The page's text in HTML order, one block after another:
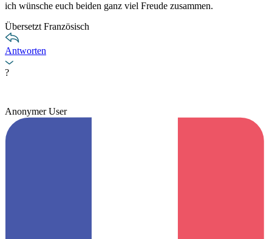
ich wünsche euch beiden ganz viel Freude zusammen.
Übersetzt Französisch
Antworten
?
Anonymer User